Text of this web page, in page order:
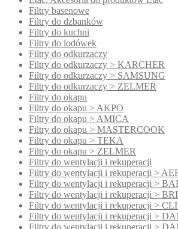
Filtry basenowe
Filtry do dzbanków
Filtry do kuchni
Filtry do lodówek
Filtry do odkurzaczy
Filtry do odkurzaczy > KARCHER
Filtry do odkurzaczy > SAMSUNG
Filtry do odkurzaczy > ZELMER
Filtry do okapu
Filtry do okapu > AKPO
Filtry do okapu > AMICA
Filtry do okapu > MASTERCOOK
Filtry do okapu > TEKA
Filtry do okapu > ZELMER
Filtry do wentylacji i rekuperacji
Filtry do wentylacji i rekuperacji >
Filtry do wentylacji i rekuperacji >
Filtry do wentylacji i rekuperacji >
Filtry do wentylacji i rekuperacji >
Filtry do wentylacji i rekuperacji >